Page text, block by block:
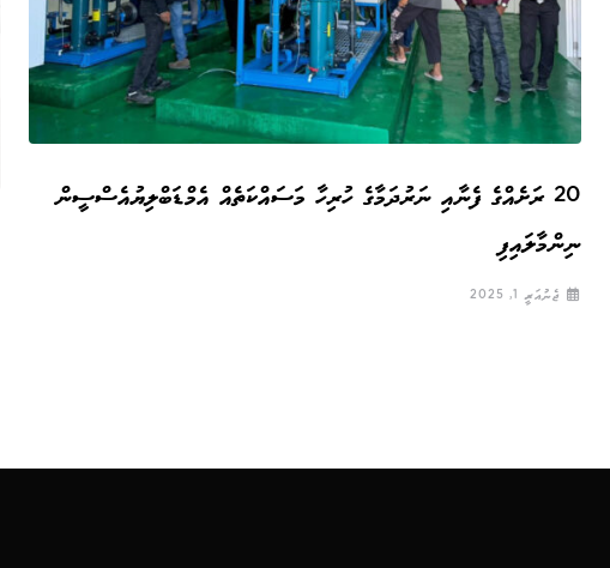
20 ރަށެއްގެ ފެނާއި ނަރުދަމާގެ ހުރިހާ މަސައްކަތެއް އެމްޑަބްލިޔުއެސްސީން
ނިންމާލައިފި
ޖެނުއަރީ 1, 2025